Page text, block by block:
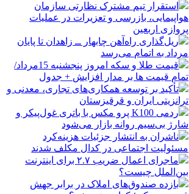
استقرار تیم مشترک نظارتی سازمان
هواپیمایی، بازرسی و تعزیرات در عملیات
پروازی اربعین
ریل‌گذاری راه‌آهن چابهار ــ زاهدان تا پایان
مرداد به اتمام می‌رسد
قیمت طلا و سکه امروز پنجشنبه 15مرداد/
تمام قیمت ها بر مدار افزایش + جدول
تأکید بر توسعه همکاری‌های تجاری، معدنی و
ترانزیتی ایران و قرقیزستان
ردمی K100 پرو مکس با باتری غول‌پیکر و
شارژ بی‌سیم روانه بازار می‌شود
ناشران به انتشار جزئیات هزینه‌کرد
مسئولیت اجتماعی در کدال مکلف شدند
ماجرای اعمال ضریب ۲.۷ برای اینترنت
بین‌الملل چیست؟
بازده صندوق‌های املاک در برابر جهش